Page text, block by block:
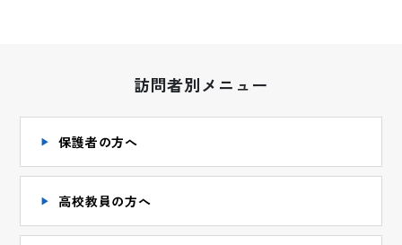
訪問者別メニュー
保護者の方へ
高校教員の方へ